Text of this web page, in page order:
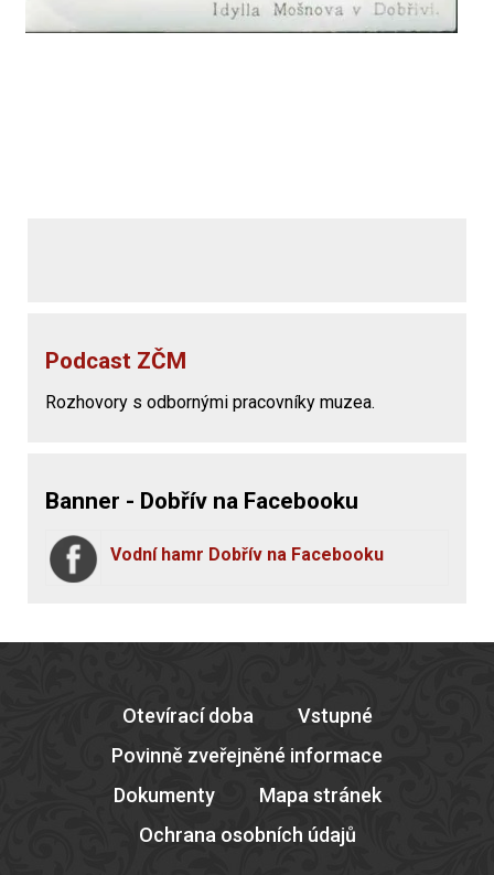
Podcast ZČM
Rozhovory s odbornými pracovníky muzea.
Banner - Dobřív na Facebooku
Vodní hamr Dobřív na Facebooku
Otevírací doba
Vstupné
Povinně zveřejněné informace
Dokumenty
Mapa stránek
Ochrana osobních údajů